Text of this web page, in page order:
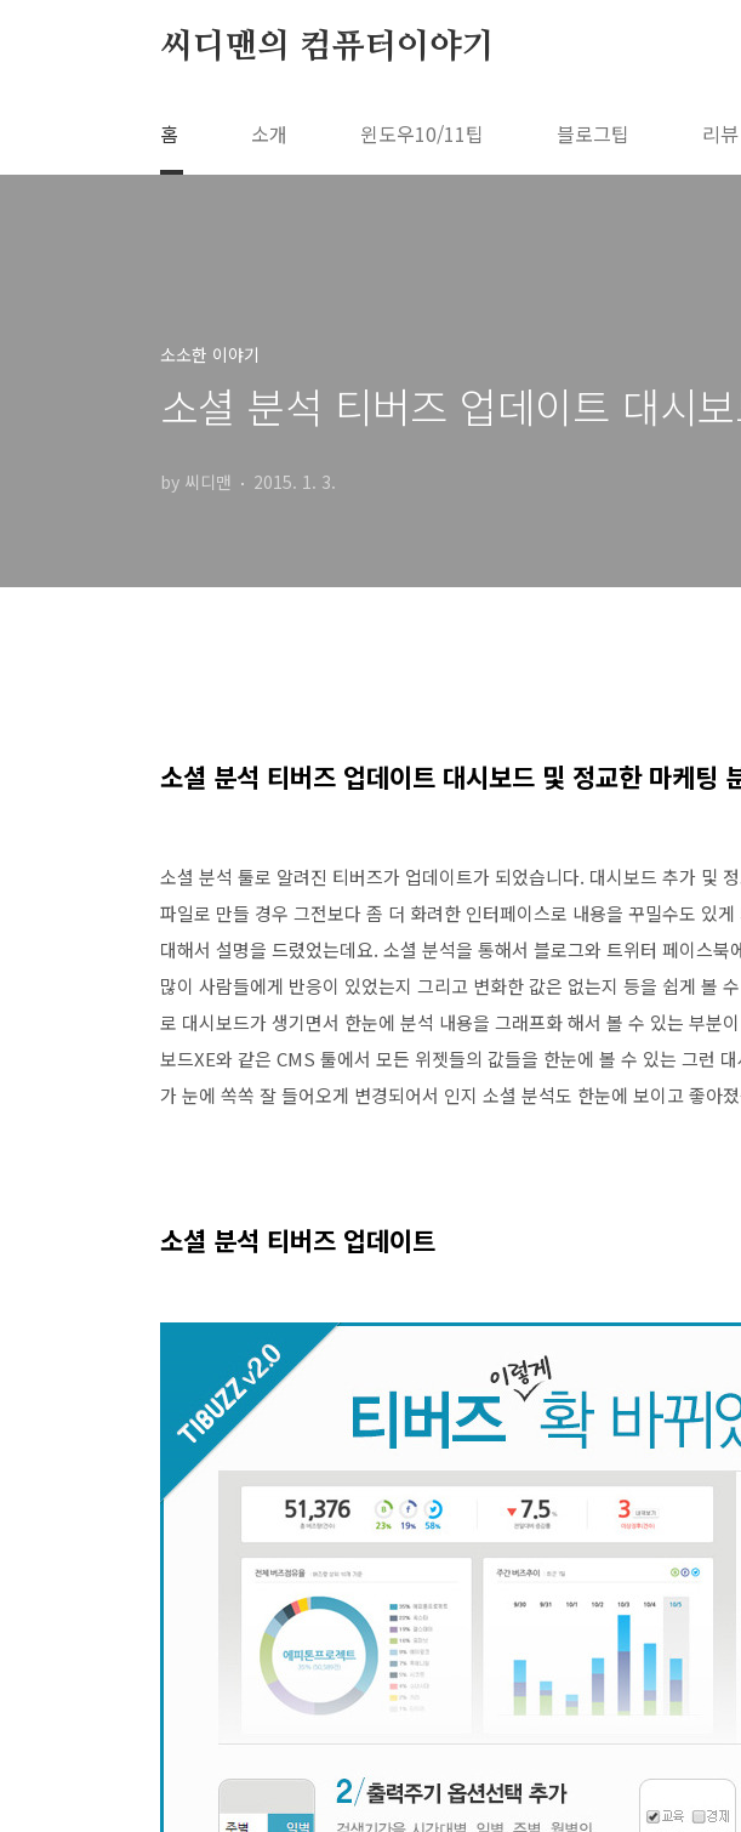
씨디맨의 컴퓨터이야기
홈 소개 윈도우10/11팁 블로그팁 리뷰
소소한 이야기
소셜 분석 티버즈 업데이트 대시
by 씨디맨 2015. 1. 3.
소셜 분석 티버즈 업데이트 대시보드 및 정교한 마케팅
소셜 분석 툴로 알려진 티버즈가 업데이트가 되었습니다. 대시보드 추가 및
파일로 만들 경우 그전보다 좀 더 화려한 인터페이스로 내용을 꾸밀수도 있
대해서 설명을 드렸었는데요. 소셜 분석을 통해서 블로그와 트위터 페이스
많이 사람들에게 반응이 있었는지 그리고 변화한 값은 없는지 등을 쉽게 볼
로 대시보드가 생기면서 한눈에 분석 내용을 그래프화 해서 볼 수 있는 부분
보드XE와 같은 CMS 툴에서 모든 위젯들의 값들을 한눈에 볼 수 있는 그런
가 눈에 쏙쏙 잘 들어오게 변경되어서 인지 소셜 분석도 한눈에 보이고 좋아
소셜 분석 티버즈 업데이트